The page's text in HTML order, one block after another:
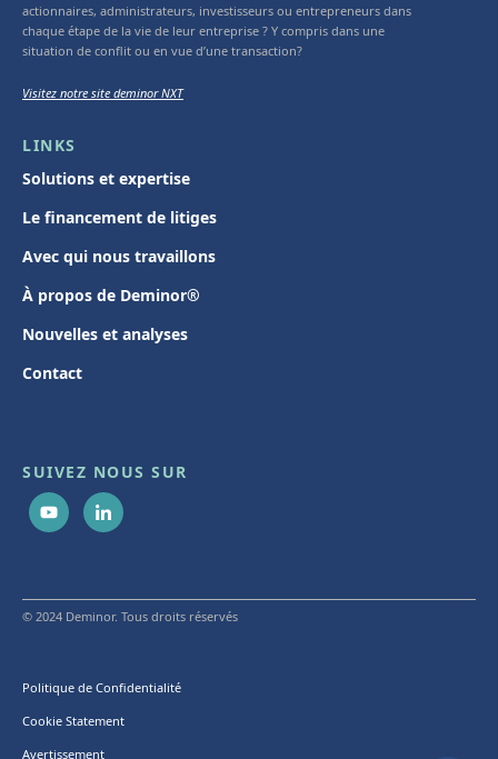
actionnaires, administrateurs, investisseurs ou entrepreneurs dans
chaque étape de la vie de leur entreprise ? Y compris dans une
situation de conflit ou en vue d’une transaction?
Visitez notre site deminor NXT
LINKS
Solutions et expertise
Le financement de litiges
Avec qui nous travaillons
À propos de Deminor®
Nouvelles et analyses
Contact
SUIVEZ NOUS SUR
© 2024 Deminor. Tous droits réservés
Politique de Confidentialité
Cookie Statement
Avertissement